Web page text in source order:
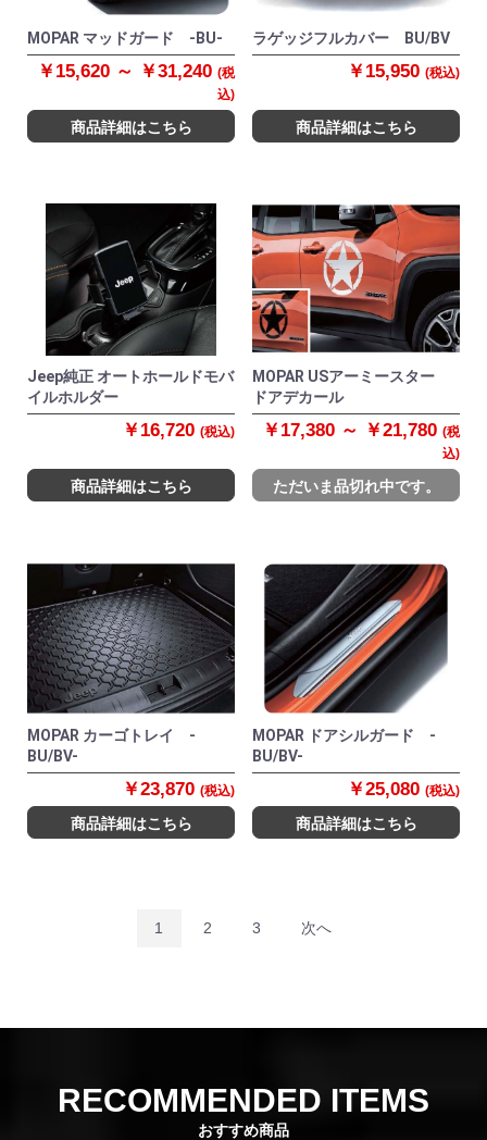
MOPAR マッドガード -BU-
￥15,620 ～ ￥31,240 (税
込)
商品詳細はこちら
ラゲッジフルカバー BU/BV
￥15,950 (税込)
商品詳細はこちら
Jeep純正 オートホールドモバ
イルホルダー
￥16,720 (税込)
商品詳細はこちら
MOPAR USアーミースター
ドアデカール
￥17,380 ～ ￥21,780 (税
込)
ただいま品切れ中です。
MOPAR カーゴトレイ -
BU/BV-
￥23,870 (税込)
商品詳細はこちら
MOPAR ドアシルガード -
BU/BV-
￥25,080 (税込)
商品詳細はこちら
1 2 3 次へ
RECOMMENDED ITEMS
おすすめ商品